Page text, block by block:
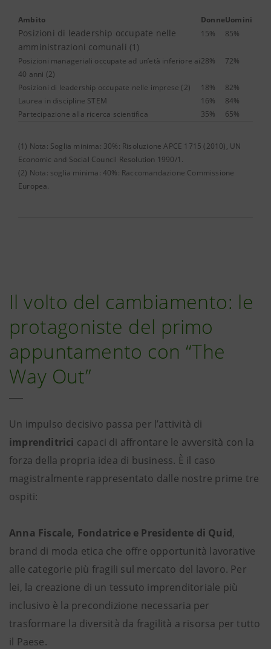
Ambito DonneUomini
Posizioni di leadership occupate nelle
amministrazioni comunali (1)
15% 85%
Posizioni manageriali occupate ad un’età inferiore ai
40 anni (2)
28% 72%
Posizioni di leadership occupate nelle imprese (2) 18%
82%
Laurea in discipline STEM
16%
84%
Partecipazione alla ricerca scientifica
35% 65%
(1) Nota: Soglia minima: 30%: Risoluzione APCE 1715 (2010), UN
Economic and Social Council Resolution 1990/1.
(2) Nota: soglia minima: 40%: Raccomandazione Commissione
Europea.
Il volto del cambiamento: le
protagoniste del primo
appuntamento con “The
Way Out”
Un impulso decisivo passa per l’attività di
imprenditrici capaci di affrontare le avversità con la
forza della propria idea di business. È il caso
magistralmente rappresentato dalle nostre prime tre
ospiti:
Anna Fiscale, Fondatrice e Presidente di Quid,
brand di moda etica che offre opportunità lavorative
alle categorie più fragili sul mercato del lavoro. Per
lei, la creazione di un tessuto imprenditoriale più
inclusivo è la precondizione necessaria per
trasformare la diversità da fragilità a risorsa per tutto
il Paese.